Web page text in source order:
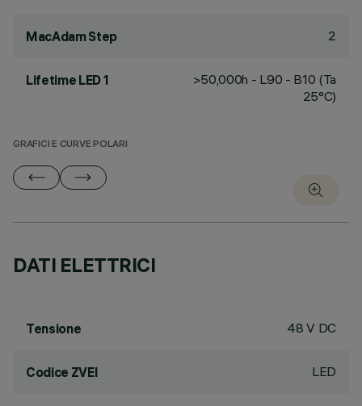
MacAdam Step 2
Lifetime LED 1
>50,000h - L90 - B10 (Ta
25°C)
GRAFICI E CURVE POLARI
DATI ELETTRICI
Tensione 48 V DC
Codice ZVEI LED